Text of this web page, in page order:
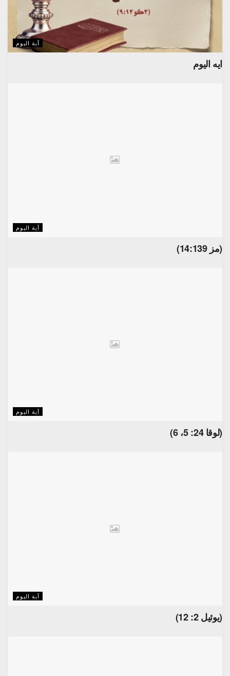
آية اليوم
ايه اليوم
آية اليوم
(مز 14:139)
آية اليوم
(لوقا 24: 5، 6)
آية اليوم
(يوئيل 2: 12)